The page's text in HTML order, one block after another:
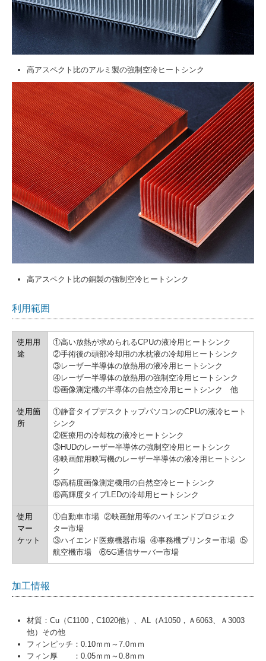
高アスペクト比のアルミ製の強制空冷ヒートシンク
高アスペクト比の銅製の強制空冷ヒートシンク
利用範囲
使用用
途
①高い放熱が求められるCPUの液冷用ヒートシンク
②手術後の頭部冷却用の水枕液の冷却用ヒートシンク
③レーザー半導体の放熱用の液冷用ヒートシンク
④レーザー半導体の放熱用の強制空冷用ヒートシンク
⑤画像測定機の半導体の自然空冷用ヒートシンク 他
使用箇
所
①静音タイプデスクトップパソコンのCPUの液冷ヒート
シンク
②医療用の冷却枕の液冷ヒートシンク
③HUDのレーザー半導体の強制空冷用ヒートシンク
④映画館用映写機のレーザー半導体の液冷用ヒートシン
ク
⑤高精度画像測定機用の自然空冷ヒートシンク
⑥高輝度タイプLEDの冷却用ヒートシンク
使用
マー
ケット
①自動車市場 ②映画館用等のハイエンドプロジェク
ター市場
③ハイエンド医療機器市場 ④事務機プリンター市場 ⑤
航空機市場 ⑥5G通信サーバー市場
加工情報
材質：Cu（C1100，C1020他）、AL（A1050，Ａ6063、Ａ3003
他）その他
フィンピッチ：0.10ｍｍ～7.0ｍｍ
フィン厚 ：0.05ｍｍ～0.8ｍｍ